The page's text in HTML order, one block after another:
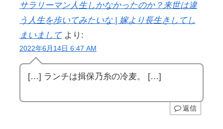
サラリーマン人生しかなかったのか？来世は違
う人生を歩いてみたいな | 嫁より長生きしてし
まいまして より:
2022年6月14日 6:47 AM
[…] ランチは揖保乃糸の冷麦。 […]
返信